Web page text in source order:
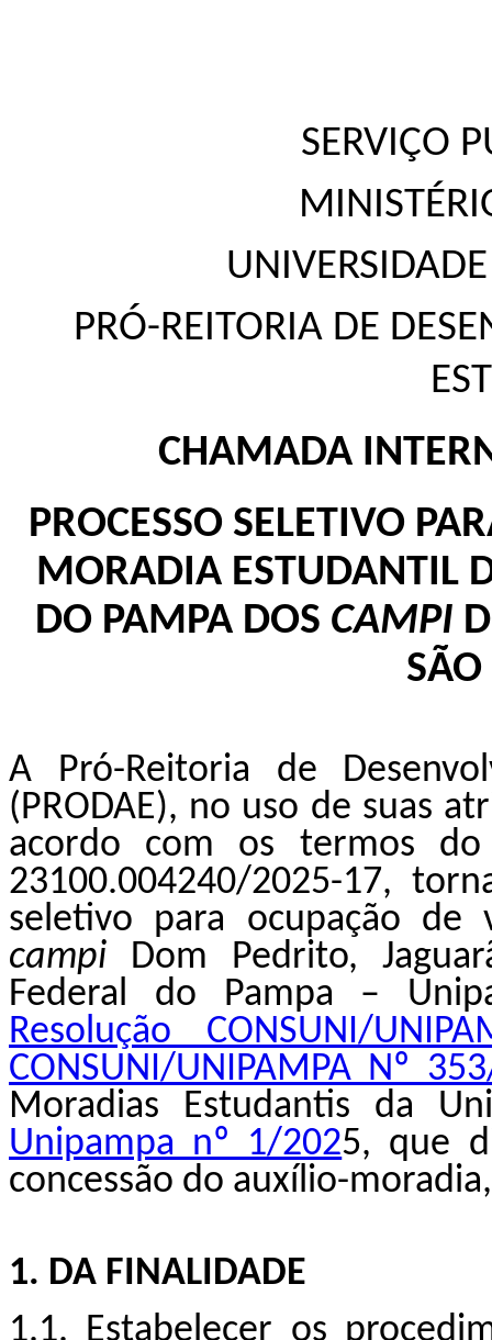
SERVIÇO
PRÓ-REITORIA DE
CHAMADA
PROCESSO SELETIVO
MORADIA ESTUDANTIL
DO PAMPA DOS CAMPI
SÃO
A Pró-Reitoria de
(PRODAE), no uso de suas
acordo com os termos
23100.004240/2025-17,
seletivo para ocupação de
campi Dom Pedrito, J
Federal do Pampa –
Resolução CONSUNI/
CONSUNI/UNIPAMPA Nº
Moradias Estudantis da
Unipampa nº 1/2025, que
concessão do auxílio-
1. DA FINALIDADE
1.1. Estabelecer os